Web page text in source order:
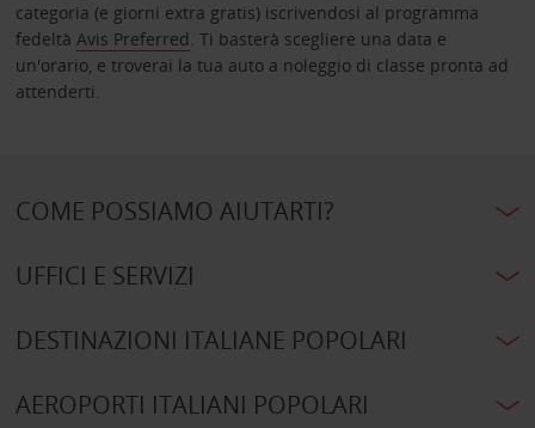
categoria (e giorni extra gratis) iscrivendosi al programma
fedeltà Avis Preferred. Ti basterà scegliere una data e
un'orario, e troverai la tua auto a noleggio di classe pronta ad
attenderti.
COME POSSIAMO AIUTARTI?
UFFICI E SERVIZI
DESTINAZIONI ITALIANE POPOLARI
AEROPORTI ITALIANI POPOLARI